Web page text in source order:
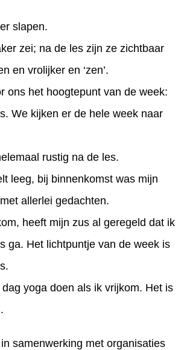
slapen.
zei; na de les zijn ze zichtbaar
en vrolijker en ‘zen’.
ons het hoogtepunt van de week:
We kijken er de hele week naar
rustig na de les.
leeg, bij binnenkomst was mijn
allerlei gedachten.
heeft mijn zus al geregeld dat ik
ga. Het lichtpuntje van de week is
yoga doen als ik vrijkom. Het is
samenwerking met organisaties